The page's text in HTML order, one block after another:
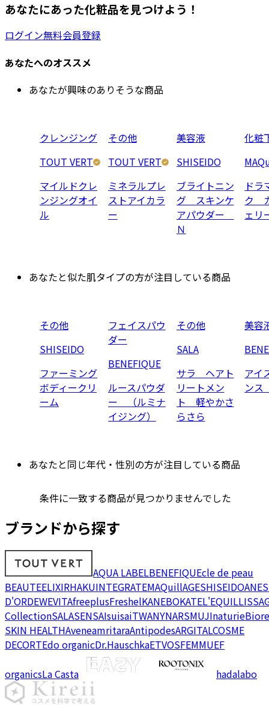
あなたにあった化粧品を見つけよう！
ログイン無料会員登録
あなたへのオススメ
あなたが興味のありそうな商品
クレンジング
TOUT VERT
マイルドクレ
ンジングオイ
ル
その他
TOUT VERT
ミネラルプレ
ストアイカラ
ー
美容液
SHISEIDO
ブライトニン
グ スキンケ
アパウダー
Ｎ
化粧
ドラ
ク
ェ
あなたと似た肌タイプの方が注目している商品
その他
SHISEIDO
ファーミング
ボディークリ
ーム
フェイスパウ
ダー
BENEFIQUE
ルースパウダ
ー （ルミナ
イジング）
その他
SALA
サラ ヘアト
リートメン
ト 軽やかさ
らさら
美容
アイ
ン
あなたと同じ年代・性別の方が注目している商品
条件に一致する商品が見つかりませんでした
ブランドから探す
AQUA LABELBENEFIQUEcle de peau
BEAUTEELIXIRHAKUINTEGRATEMAQuillAGESHISEIDO
D'ORDEWEVITAfreeplusFreshelKANEBOKATEL'EQUIL
CollectionSALASENSAIsuisaiTWANYNARSMUJInaturieBiore
SKIN HEALTHAveneamritaraAntipodesARGITALCOSME
DECORTEdo organicDr.HauschkaETVOSFEMMUEF
organicsLa Casta hadalabo